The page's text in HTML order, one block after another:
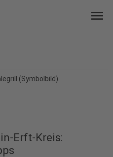
menu
(Symbolbild).
Erft-Kreis: